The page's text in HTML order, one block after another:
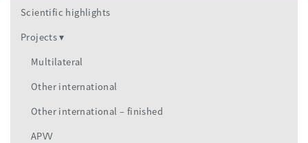
Scientific highlights
Projects
Multilateral
Other international
Other international – finished
APVV